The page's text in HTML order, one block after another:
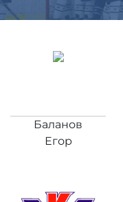
Баланов
Егор